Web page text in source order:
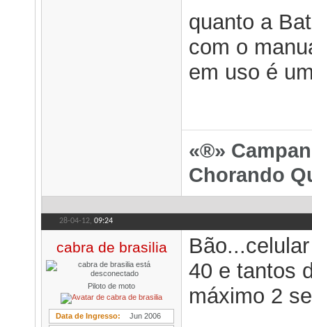
quanto a
com o
em uso é
«®»
Chorando
28-04-12, 09:24
cabra de brasilia
Piloto de moto
Data de Ingresso
Jun 2006
40 e tantos
máximo 2